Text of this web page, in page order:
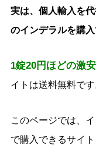
実は、個人輸入を
のインデラルを購入
1錠20円ほどの激
イトは送料無料です
このページでは、
で購入できるサイ